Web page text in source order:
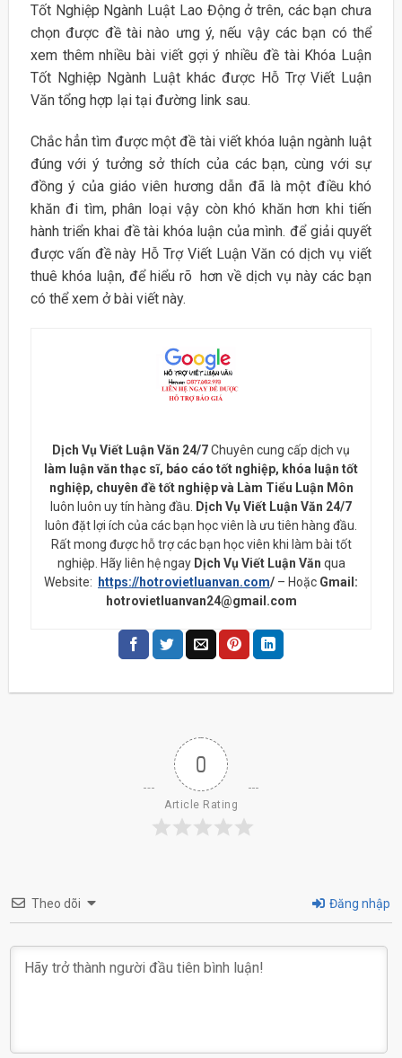
Tốt Nghiệp Ngành Luật Lao Động ở trên, các bạn chưa
chọn được đề tài nào ưng ý, nếu vậy các bạn có thể
xem thêm nhiều bài viết gợi ý nhiều đề tài Khóa Luận
Tốt Nghiệp Ngành Luật khác được Hỗ Trợ Viết Luận
Văn tổng hợp lại tại đường link sau.
Chắc hẳn tìm được một đề tài viết khóa luận ngành luật
đúng với ý tưởng sở thích của các bạn, cùng với sự
đồng ý của giáo viên hương dẫn đã là một điều khó
khăn đi tìm, phân loại vậy còn khó khăn hơn khi tiến
hành triển khai đề tài khóa luận của mình. để giải quyết
được vấn đề này Hỗ Trợ Viết Luận Văn có dịch vụ viết
thuê khóa luận, để hiểu rõ hơn về dịch vụ này các bạn
có thể xem ở bài viết này.
Dịch Vụ Viết Luận Văn 24/7Chuyên cung cấp dịch vụ
làm luận văn thạc sĩ, báo cáo tốt nghiệp, khóa luận tốt
nghiệp, chuyên đề tốt nghiệp và Làm Tiểu Luận Môn
luôn luôn uy tín hàng đầu.
Dịch Vụ Viết Luận Văn 24/7
luôn đặt lợi ích của các bạn học viên là ưu tiên hàng đầu.
Rất mong được hỗ trợ các bạn học viên khi làm bài tốt
nghiệp. Hãy liên hệ ngay Dịch Vụ Viết Luận Văn qua
Website:
https://hotrovietluanvan.com/ – Hoặc Gmail:
hotrovietluanvan24@gmail.com
0
Article Rating
Theo dõi Đăng nhập